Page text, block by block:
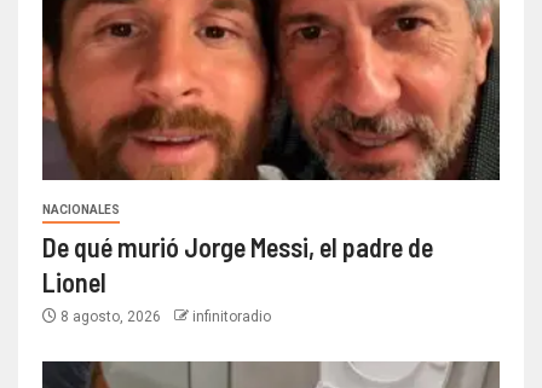
NACIONALES
De qué murió Jorge Messi, el padre de
Lionel
8 agosto, 2026 infinitoradio